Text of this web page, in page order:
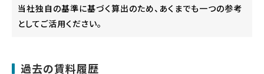
当社独自の基準に基づく算出のため、あくまでも一つの参考
としてご活用ください。
過去の賃料履歴